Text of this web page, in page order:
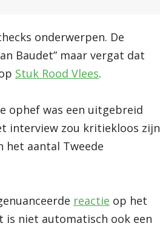
onderwerpen. De
Baudet” maar vergat dat
Stuk Rood Vlees.
ophef was een uitgebreid
interview zou kritiekloos zijn
het aantal Tweede
reactie op het
is niet automatisch ook een